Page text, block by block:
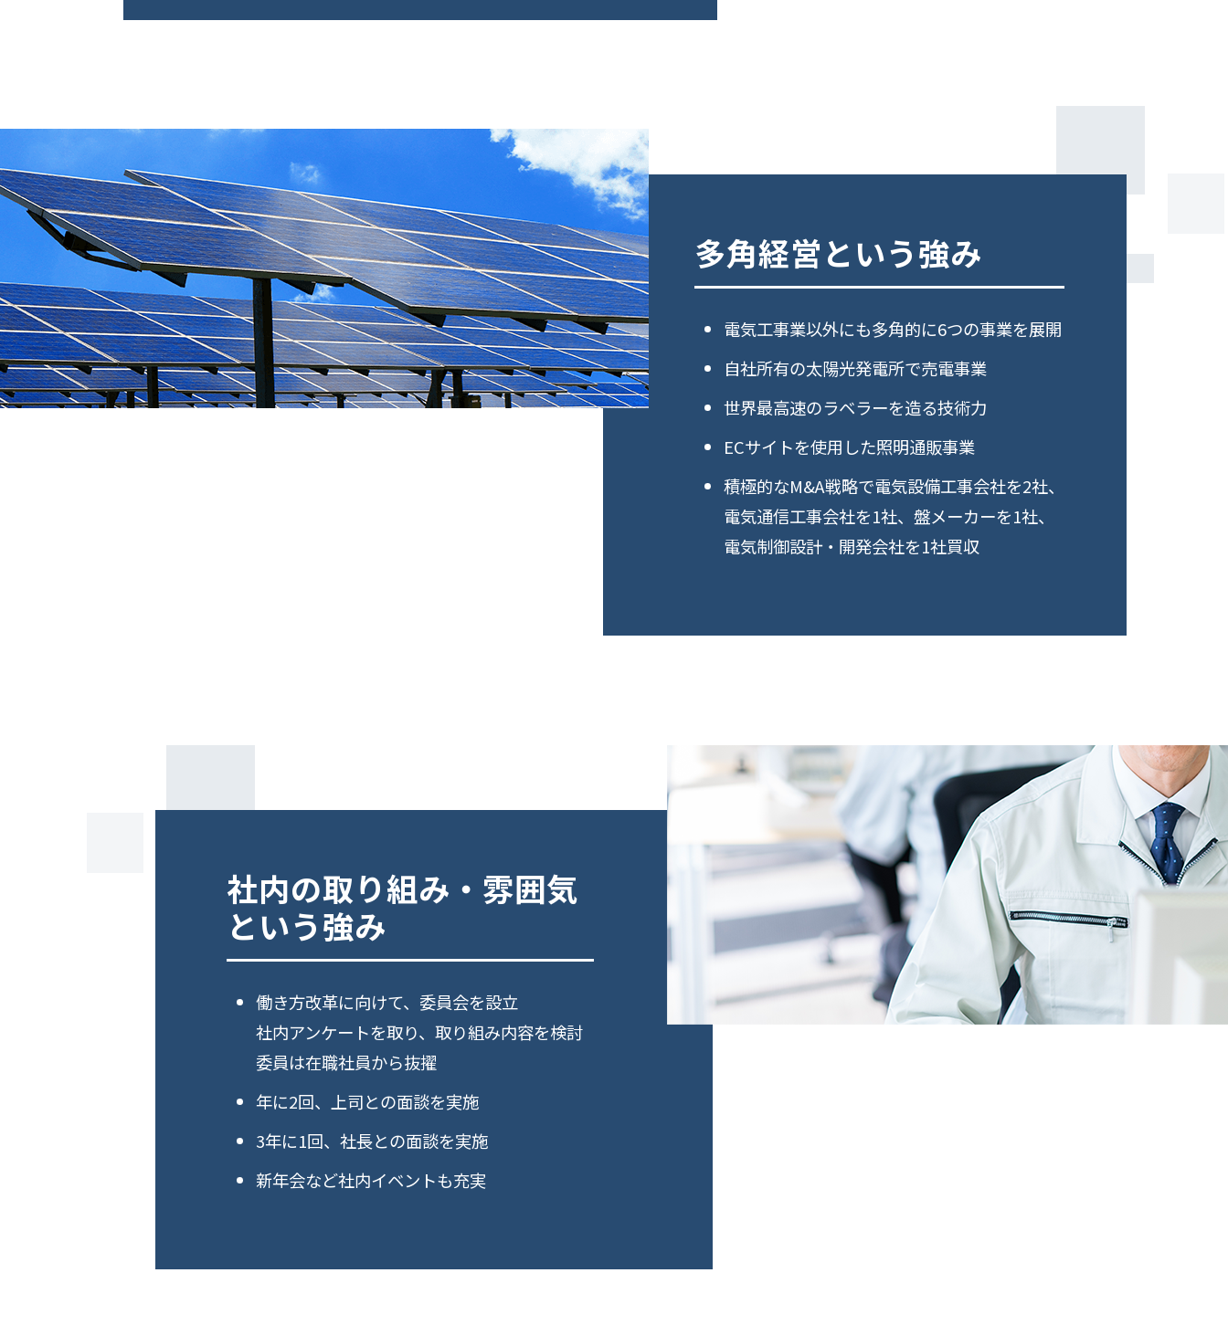
多角経営という強み
電気工事業以外にも多角的に6つの事業を展開
自社所有の太陽光発電所で売電事業
世界最高速のラベラーを造る技術力
ECサイトを使用した照明通販事業
積極的なM&A戦略で電気設備工事会社を2社、
電気通信工事会社を1社、盤メーカーを1社、
電気制御設計・開発会社を1社買収
社内の取り組み・雰囲気
という強み
働き方改革に向けて、委員会を設立
社内アンケートを取り、取り組み内容を検討
委員は在職社員から抜擢
年に2回、上司との面談を実施
3年に1回、社長との面談を実施
新年会など社内イベントも充実